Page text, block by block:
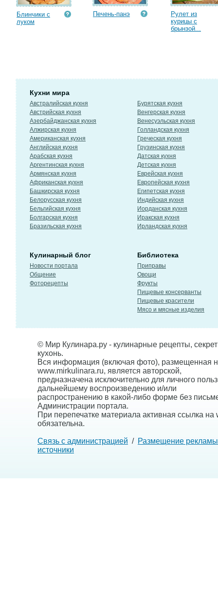
Блинчики с
луком
Печень-панэ
Рулет из
курицы с
брынзой...
Кухни мира
Австралийская кухня
Австрийская кухня
Азербайджанская кухня
Алжирская кухня
Американская кухня
Английская кухня
Арабская кухня
Аргентинская кухня
Армянская кухня
Африканская кухня
Башкирская кухня
Белорусская кухня
Бельгийская кухня
Болгарская кухня
Бразильская кухня
Бурятская кухня
Венгерская кухня
Венесуэльская кухня
Голландская кухня
Греческая кухня
Грузинская кухня
Датская кухня
Детская кухня
Еврейская кухня
Европейская кухня
Египетская кухня
Индийская кухня
Иорданская кухня
Иракская кухня
Ирландская кухня
Кулинарный блог
Новости портала
Общение
Фоторецепты
Библиотека
Приправы
Овощи
Фрукты
Пищевые консерванты
Пищевые красители
Мясо и мясные изделия
© Мир Кулинара.ру - кулинарные рецепты,
кухонь.
Вся информация (включая фото), размещенная
www.mirkulinara.ru, является авторской,
предназначена исключительно для личного
дальнейшему воспроизведению и/или
распространению в какой-либо форме без
Администрации портала.
При перепечатке материала активная ссылка на
обязательна.
Связь с администрацией / Размещение рекламы
источники